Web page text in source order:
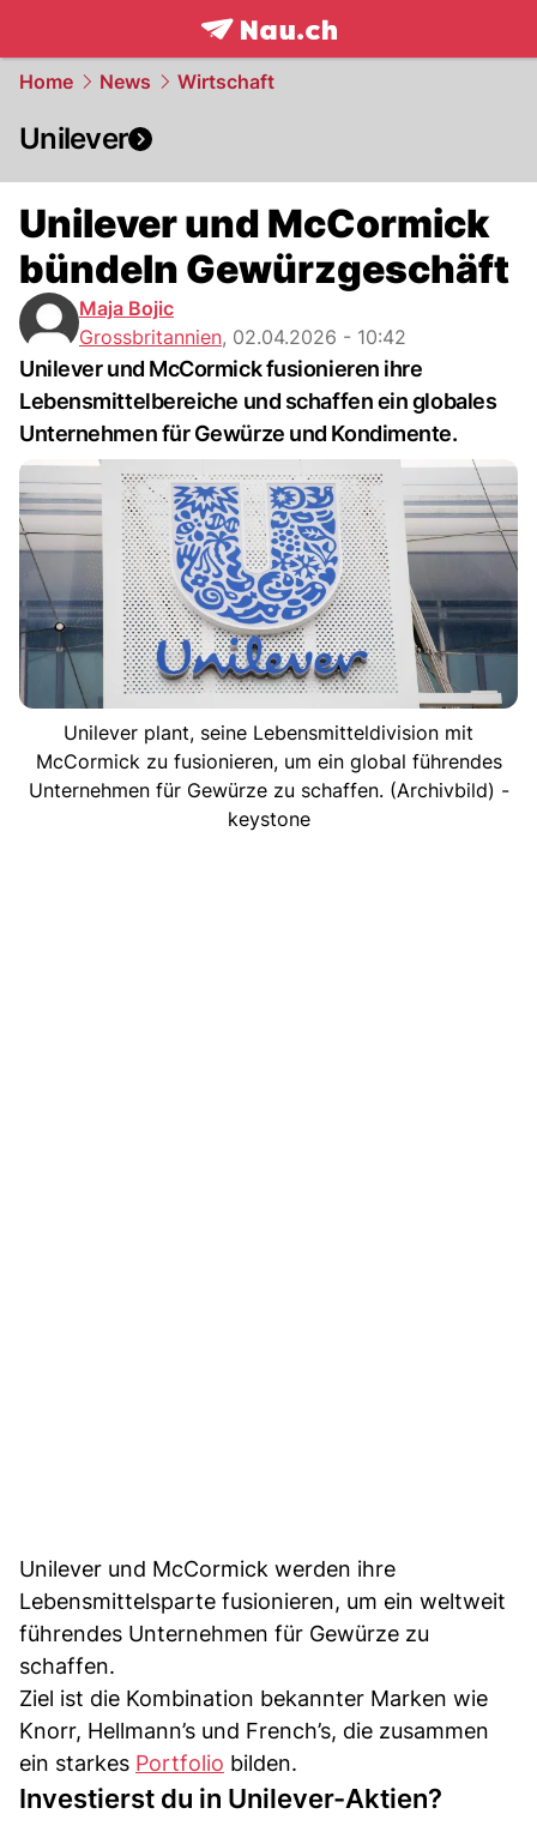
frontpage.NAU.ch
Home News Wirtschaft
Unilever
Unilever und McCormick
bündeln Gewürzgeschäft
Maja Bojic
Grossbritannien, 02.04.2026 - 10:42
Unilever und McCormick fusionieren ihre
Lebensmittelbereiche und schaffen ein globales
Unternehmen für Gewürze und Kondimente.
Unilever plant, seine Lebensmitteldivision mit
McCormick zu fusionieren, um ein global führendes
Unternehmen für Gewürze zu schaffen. (Archivbild) -
keystone
Unilever und McCormick werden ihre
Lebensmittelsparte fusionieren, um ein weltweit
führendes Unternehmen für Gewürze zu
schaffen.
Ziel ist die Kombination bekannter Marken wie
Knorr, Hellmann’s und French’s, die zusammen
ein starkes Portfolio bilden.
Investierst du in Unilever-Aktien?